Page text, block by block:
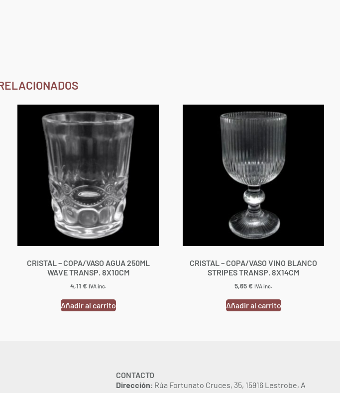
CRISTAL – COPA/VASO AGUA 250ML
WAVE TRANSP. 8X10CM
4,11 € IVA inc.
Añadir al carrito
CRISTAL – COPA/VASO VINO BLANCO
STRIPES TRANSP. 8X14CM
5,65€ IVA inc.
Añadir al carrito
CONTACTO
Dirección: Rúa Fortunato Cruces, 35, 15916 Lestrobe, A